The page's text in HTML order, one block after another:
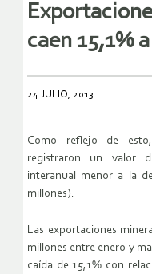
caen 15,1%
24 JULIO, 2013
Como reflejo de
registraron un valor
interanual menor a la
millones).
Las exportaciones
millones entre enero y
caída de 15,1% con